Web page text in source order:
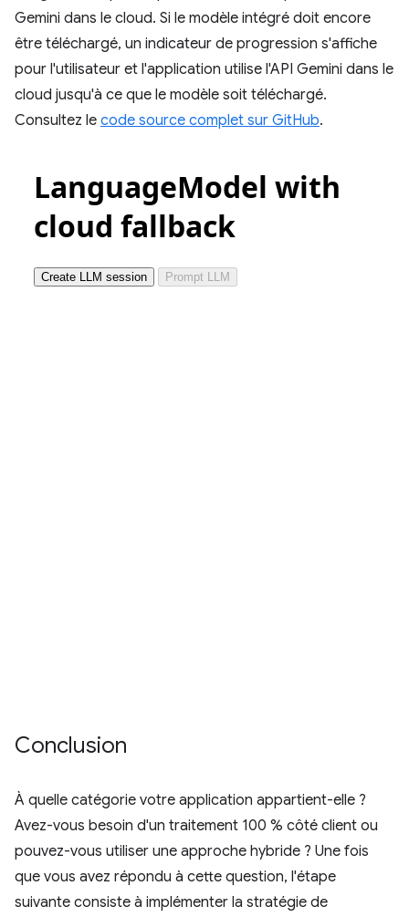
Gemini dans le cloud. Si le modèle intégré doit encore
être téléchargé, un indicateur de progression s'affiche
pour l'utilisateur et l'application utilise l'API Gemini dans le
cloud jusqu'à ce que le modèle soit téléchargé.
Consultez le code source complet sur GitHub.
Conclusion
À quelle catégorie votre application appartient-elle ?
Avez-vous besoin d'un traitement 100 % côté client ou
pouvez-vous utiliser une approche hybride ? Une fois
que vous avez répondu à cette question, l'étape
suivante consiste à implémenter la stratégie de